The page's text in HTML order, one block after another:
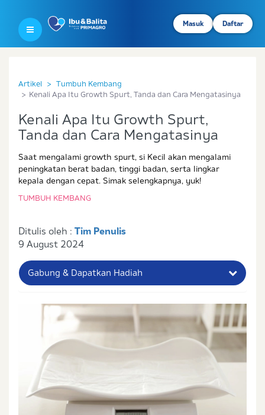
Masuk Daftar
Artikel
Tumbuh Kembang
Kenali Apa Itu Growth Spurt, Tanda dan Cara Mengatasinya
Kenali Apa Itu Growth Spurt,
Tanda dan Cara Mengatasinya
Saat mengalami growth spurt, si Kecil akan mengalami
peningkatan berat badan, tinggi badan, serta lingkar
kepala dengan cepat. Simak selengkapnya, yuk!
TUMBUH KEMBANG
Ditulis oleh : Tim Penulis
9 August 2024
Gabung & Dapatkan Hadiah
Nama Lengkap Ibu
No. Handphone (Whatsapp)
Buat Password
Status / Kondisi Ibu Saat Ini
Tidak Hamil dan Memiliki Anak